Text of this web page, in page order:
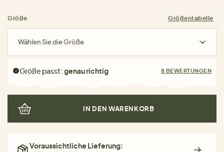
Größe Größentabelle
Wählen Sie die Größe
Größe passt:genau richtig 8 BEWERTUNGEN
IN DEN WARENKORB
Voraussichtliche Lieferung: